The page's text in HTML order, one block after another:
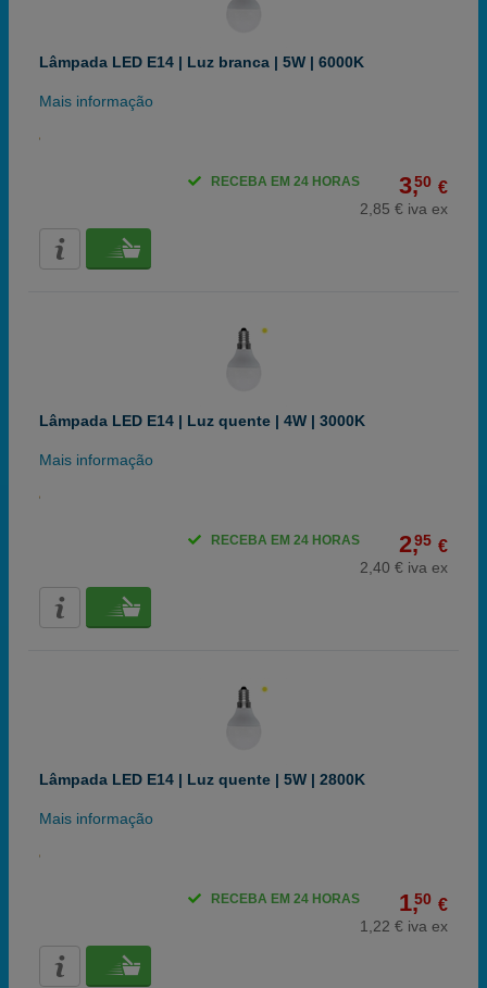
Lâmpada LED E14 | Luz branca | 5W | 6000K
Mais informação
3,50 €
2,85 € iva ex
RECEBA EM 24 HORAS
Lâmpada LED E14 | Luz quente | 4W | 3000K
Mais informação
2,95 €
2,40 € iva ex
RECEBA EM 24 HORAS
Lâmpada LED E14 | Luz quente | 5W | 2800K
Mais informação
1,50 €
1,22 € iva ex
RECEBA EM 24 HORAS